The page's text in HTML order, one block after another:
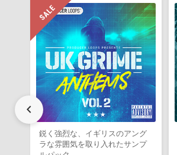
鋭く強烈な、イギリスのアング
ラな雰囲気を取り入れたサンプ
chevron_left